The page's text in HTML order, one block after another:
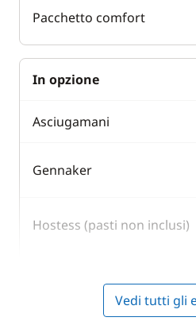
Pacchetto comfort
In opzione
Asciugamani
Gennaker
Hostess (pasti non inclusi)
Lenzuola + Asciugamani
Vedi tutti gli